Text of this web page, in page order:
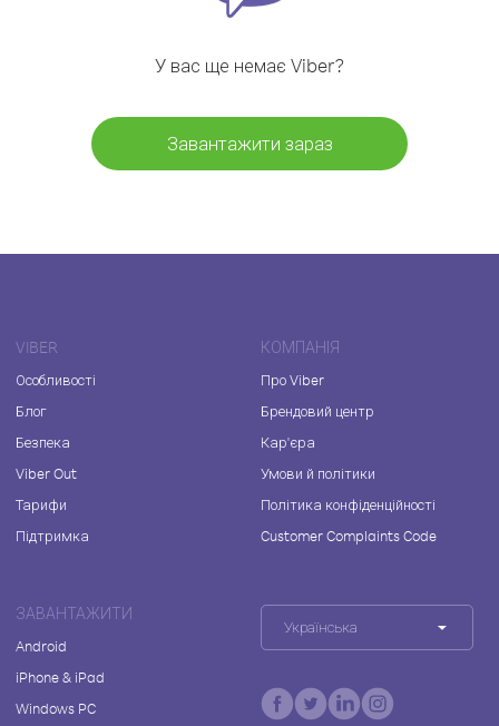
У вас ще немає Viber?
Завантажити зараз
VIBER
Особливості
Блог
Безпека
Viber Out
Тарифи
Підтримка
КОМПАНІЯ
Про Viber
Брендовий центр
Кар'єра
Умови й політики
Політика конфіденційності
Customer Complaints Code
ЗАВАНТАЖИТИ
Android
iPhone & iPad
Windows PC
Українська